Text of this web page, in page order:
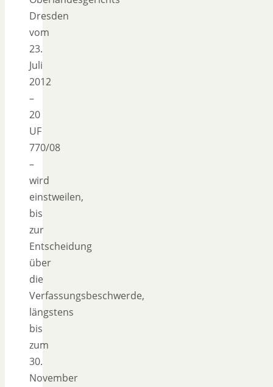
Dresden
vom
23.
Juli
2012
–
20
UF
770/08
–
wird
einstweilen,
bis
zur
Entscheidung
über
die
Verfassungsbeschwerde,
längstens
bis
zum
30.
November